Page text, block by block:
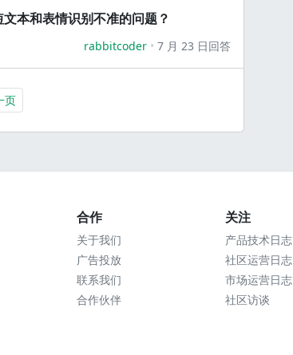
本和表情识别不准的问题？
rabbitcoder 7 月 23 日回答
页
合作
关于我们
广告投放
联系我们
合作伙伴
关注
产品技术日志
社区运营日志
市场运营日志
社区访谈